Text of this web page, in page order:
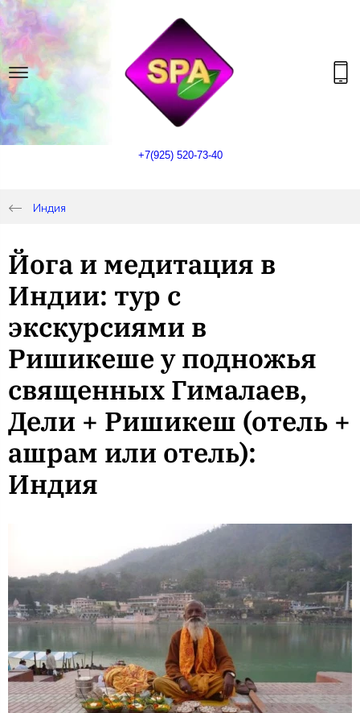
+7(925) 520-73-40
Индия
Йога и медитация в
Индии: тур с
экскурсиями в
Ришикеше у подножья
священных Гималаев,
Дели + Ришикеш (отель +
ашрам или отель):
Индия